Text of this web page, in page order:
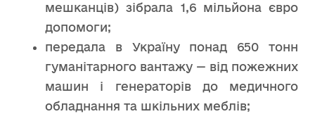
мешканців) зібрала 1,6 мільйона євро
допомоги;
передала в Україну понад 650 тонн
гуманітарного вантажу — від пожежних
машин і генераторів до медичного
обладнання та шкільних меблів;